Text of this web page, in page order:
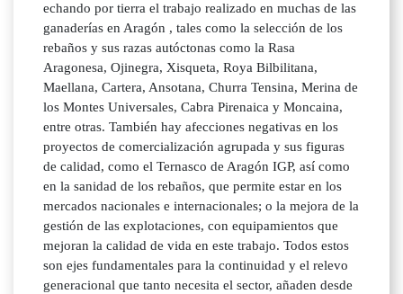
echando por tierra el trabajo realizado en muchas de las
ganaderías en Aragón , tales como la selección de los
rebaños y sus razas autóctonas como la Rasa
Aragonesa, Ojinegra, Xisqueta, Roya Bilbilitana,
Maellana, Cartera, Ansotana, Churra Tensina, Merina de
los Montes Universales, Cabra Pirenaica y Moncaina,
entre otras. También hay afecciones negativas en los
proyectos de comercialización agrupada y sus figuras
de calidad, como el Ternasco de Aragón IGP, así como
en la sanidad de los rebaños, que permite estar en los
mercados nacionales e internacionales; o la mejora de la
gestión de las explotaciones, con equipamientos que
mejoran la calidad de vida en este trabajo. Todos estos
son ejes fundamentales para la continuidad y el relevo
generacional que tanto necesita el sector, añaden desde